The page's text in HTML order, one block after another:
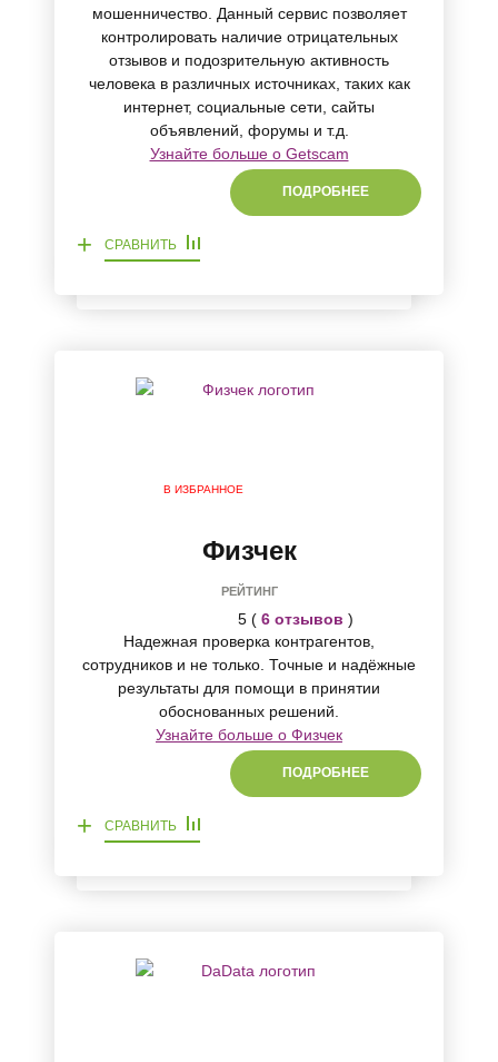
мошенничество. Данный сервис позволяет
контролировать наличие отрицательных
отзывов и подозрительную активность
человека в различных источниках, таких как
интернет, социальные сети, сайты
объявлений, форумы и т.д.
Узнайте больше о Getscam
ПОДРОБНЕЕ
+ СРАВНИТЬ
В ИЗБРАННОЕ
Физчек
РЕЙТИНГ
5 ( 6 отзывов )
Надежная проверка контрагентов,
сотрудников и не только. Точные и надёжные
результаты для помощи в принятии
обоснованных решений.
Узнайте больше о Физчек
ПОДРОБНЕЕ
+ СРАВНИТЬ